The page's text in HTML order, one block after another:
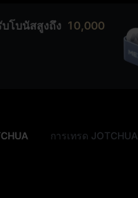
โบนัสสูงถึง 10,000
การเทรด JOTCHUA